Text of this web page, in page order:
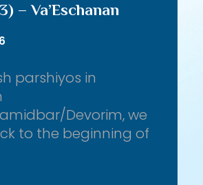
– Va’Eschanan
parshiyos in
Devorim, we
to the beginning of